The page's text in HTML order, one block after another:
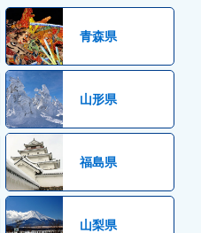
青森県
山形県
福島県
山梨県